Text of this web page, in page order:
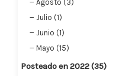
Agosto (3)
Julio (1)
Junio (1)
Mayo (15)
Posteado en 2022 (35)